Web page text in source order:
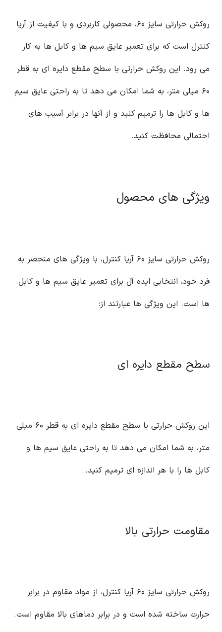
روکش حرارتی سایز ۶۰، محصولی کاربردی و با کیفیت از آریا
کنترل است که برای تعمیر عایق سیم ها و کابل ها به کار
می رود. این روکش حرارتی با سطح مقطع دایره ای به قطر
۶۰ میلی متر، به شما امکان می دهد تا به راحتی عایق سیم
ها و کابل ها را ترمیم کنید و از آنها در برابر آسیب های
احتمالی محافظت کنید.
ویژگی های محصول
روکش حرارتی سایز ۶۰ آریا کنترل، با ویژگی های منحصر به
فرد خود، انتخابی ایده آل برای تعمیر عایق سیم ها و کابل
ها است. این ویژگی ها عبارتند از:
سطح مقطع دایره ای
این روکش حرارتی با سطح مقطع دایره ای به قطر ۶۰ میلی
متر، به شما امکان می دهد تا به راحتی عایق سیم ها و
کابل ها را با هر اندازه ای ترمیم کنید.
مقاومت حرارتی بالا
روکش حرارتی سایز ۶۰ آریا کنترل، از مواد مقاوم در برابر
حرارت ساخته شده است و در برابر دماهای بالا مقاوم است.